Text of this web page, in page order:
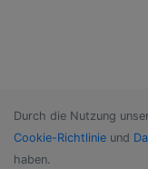
Durch die Nutzung
Cookie-Richtlinie und
haben.